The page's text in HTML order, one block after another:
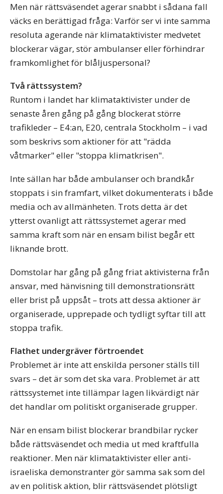
Men när rättsväsendet agerar snabbt i sådana fall
väcks en berättigad fråga: Varför ser vi inte samma
resoluta agerande när klimataktivister medvetet
blockerar vägar, stör ambulanser eller förhindrar
framkomlighet för blåljuspersonal?
Två rättssystem?
Runtom i landet har klimataktivister under de
senaste åren gång på gång blockerat större
trafikleder – E4:an, E20, centrala Stockholm – i vad
som beskrivs som aktioner för att "rädda
våtmarker" eller "stoppa klimatkrisen".
Inte sällan har både ambulanser och brandkår
stoppats i sin framfart, vilket dokumenterats i både
media och av allmänheten. Trots detta är det
ytterst ovanligt att rättssystemet agerar med
samma kraft som när en ensam bilist begår ett
liknande brott.
Domstolar har gång på gång friat aktivisterna från
ansvar, med hänvisning till demonstrationsrätt
eller brist på uppsåt – trots att dessa aktioner är
organiserade, upprepade och tydligt syftar till att
stoppa trafik.
Flathet undergräver förtroendet
Problemet är inte att enskilda personer ställs till
svars – det är som det ska vara. Problemet är att
rättssystemet inte tillämpar lagen likvärdigt när
det handlar om politiskt organiserade grupper.
När en ensam bilist blockerar brandbilar rycker
både rättsväsendet och media ut med kraftfulla
reaktioner. Men när klimataktivister eller anti-
israeliska demonstranter gör samma sak som del
av en politisk aktion, blir rättsväsendet plötsligt